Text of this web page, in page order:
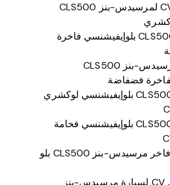
تسرب مفصل CV لمرسيدس-بنز CLS500
مرسيدس بنز CLS500 بلوإيفيشنسي فاخرة
عجلة توصيل مرسيدس-بنز CLS500
فضفاضة
مرسيدس-بنز CLS500 بلوإيفيشنسي لوكشري
مرسيدس-بنز CLS500 بلوإيفيشنسي فخامة
حذاء عمود CV فاخر مرسيدس-بنز CLS500 بلو
ضرر في مفصل CV لسيارة مرسيدس-بنز